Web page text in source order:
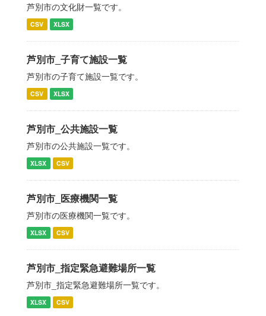
芦別市の文化財一覧です。
CSV XLSX
芦別市_子育て施設一覧
芦別市の子育て施設一覧です。
CSV XLSX
芦別市_公共施設一覧
芦別市の公共施設一覧です。
XLSX CSV
芦別市_医療機関一覧
芦別市の医療機関一覧です。
XLSX CSV
芦別市_指定緊急避難場所一覧
芦別市_指定緊急避難場所一覧です。
XLSX CSV